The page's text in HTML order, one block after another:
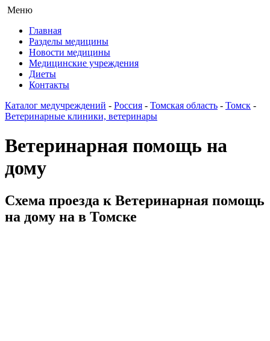
Меню
Главная
Разделы медицины
Новости медицины
Медицинские учреждения
Диеты
Контакты
Каталог медучреждений - Россия - Томская область - Томск -
Ветеринарные клиники, ветеринары
Ветеринарная помощь на
дому
Схема проезда к Ветеринарная помощь
на дому на в Томске